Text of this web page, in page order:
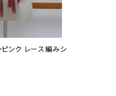
ンク レース編みシ